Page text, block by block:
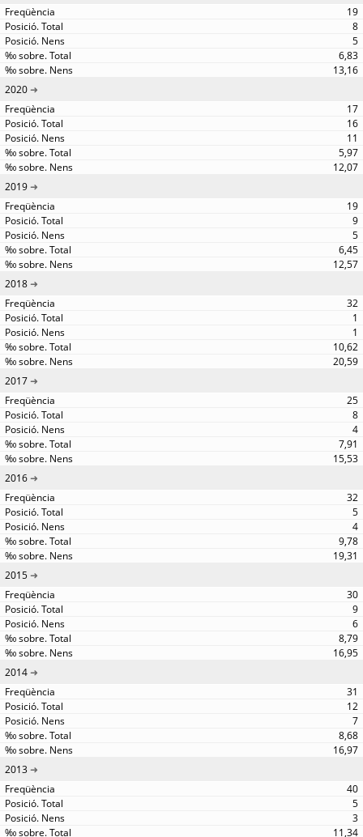
19
8
5
6,83
13,16
2020
17
16
11
5,97
12,07
2019
19
9
5
6,45
12,57
2018
32
1
1
10,62
20,59
2017
25
8
4
7,91
15,53
2016
32
5
4
9,78
19,31
2015
30
9
6
8,79
16,95
2014
31
12
7
8,68
16,97
2013
40
5
3
11,34